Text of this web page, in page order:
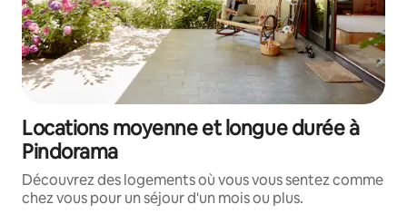
Locations moyenne et longue durée à
Pindorama
Découvrez des logements où vous vous sentez comme
chez vous pour un séjour d'un mois ou plus.